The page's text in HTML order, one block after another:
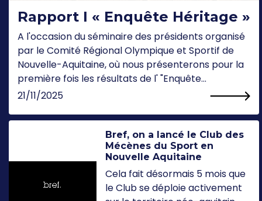
Rapport I « Enquête Héritage »
A l'occasion du séminaire des présidents organisé
par le Comité Régional Olympique et Sportif de
Nouvelle-Aquitaine, où nous présenterons pour la
première fois les résultats de l' "Enquête...
21/11/2025
Bref, on a lancé le Club des
Mécènes du Sport en
Nouvelle Aquitaine
Cela fait désormais 5 mois que
le Club se déploie activement